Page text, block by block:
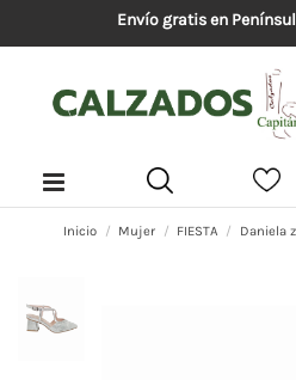
Envío gratis en
Inicio Mujer FIESTA Daniela